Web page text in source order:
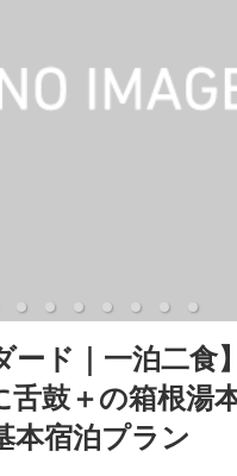
・展望露天風呂】
を含む3本の源泉を
風呂では箱根の自然を
ご滞在中何度でも温泉
ただけます。
客室をご予約の場合
同成分の温泉をご利用
一品一品丁寧に仕上
献立をお楽しみくだ
は初日と同じものと
況により内容が変
ざいます。
ード｜一泊二食
舌鼓＋の箱根湯
本宿泊プラン